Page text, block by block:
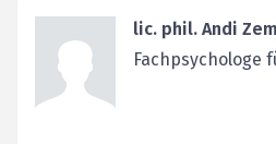
lic. phil. Andi
Fachpsychologe